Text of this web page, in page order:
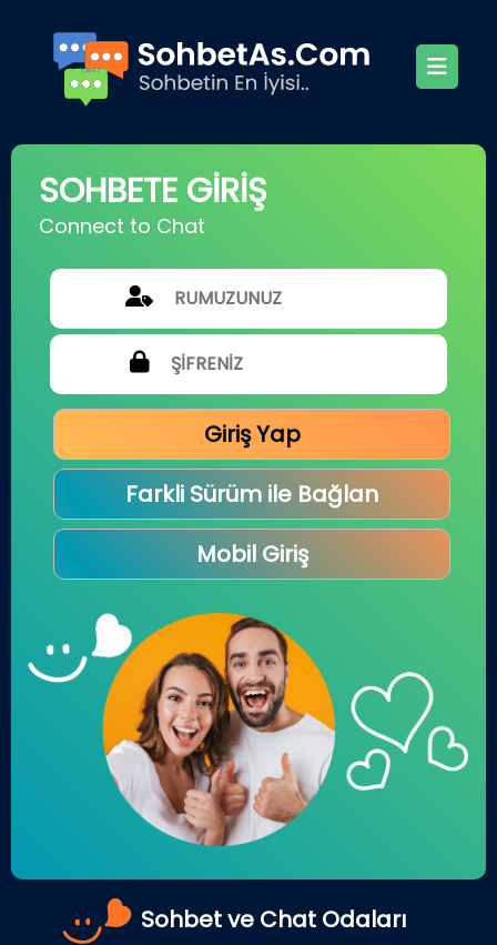
SOHBETE GİRİŞ
Connect to Chat
Giriş Yap
Farkli Sürüm ile Bağlan
Mobil Giriş
Sohbet ve Chat Odaları